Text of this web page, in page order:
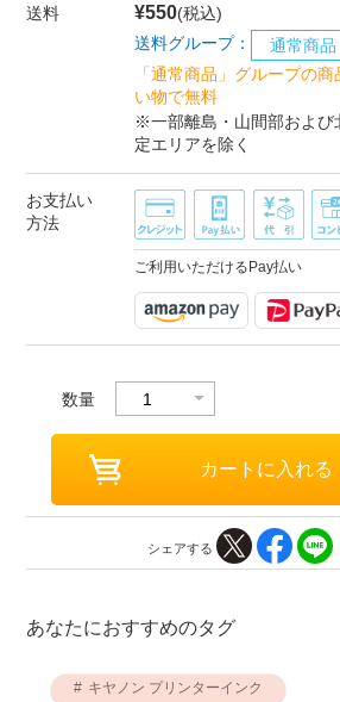
送料 ¥550(税込)
送料グループ：
通常商品
「通常商品」グループの
い物で無料
※一部離島・山間部および
定エリアを除く
お支払い
方法
ご利用いただけるPay払い
数量
シェアする
あなたにおすすめのタグ
キヤノン プリンターインク